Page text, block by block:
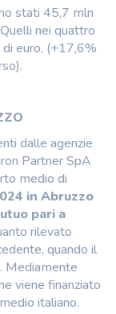
stati 45,7 mln
nei quattro
euro, (+17,6%
dalle agenzie
Partner SpA
medio di
in Abruzzo
pari a
rilevato
quando il
Mediamente
viene finanziato
italiano.